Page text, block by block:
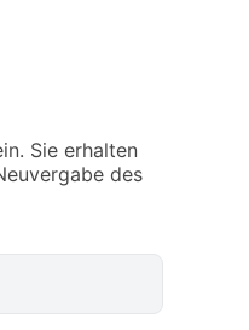
Sie erhalten
des